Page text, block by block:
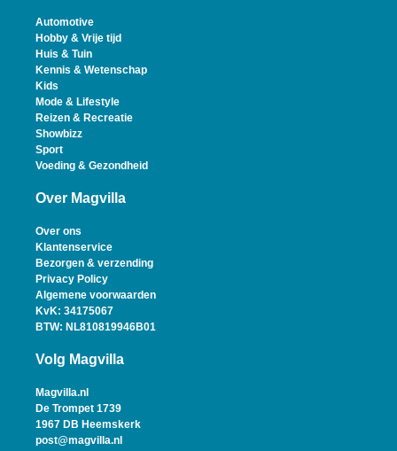
Automotive
Hobby & Vrije tijd
Huis & Tuin
Kennis & Wetenschap
Kids
Mode & Lifestyle
Reizen & Recreatie
Showbizz
Sport
Voeding & Gezondheid
Over Magvilla
Over ons
Klantenservice
Bezorgen & verzending
Privacy Policy
Algemene voorwaarden
KvK: 34175067
BTW: NL810819946B01
Volg Magvilla
Magvilla.nl
De Trompet 1739
1967 DB Heemskerk
post@magvilla.nl